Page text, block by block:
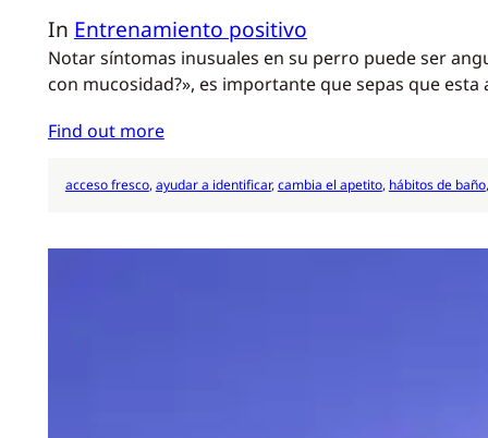
In Entrenamiento positivo
Notar síntomas inusuales en su perro puede ser
con mucosidad?», es importante que sepas que
Find out more
acceso fresco, ayudar a identificar, cambia el apetito, hábitos de baño